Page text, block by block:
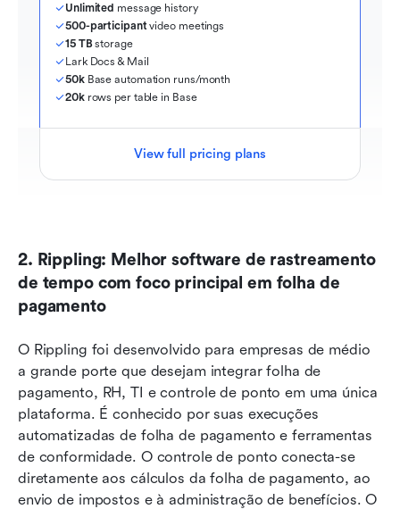
Unlimited message history
500-participant video meetings
15 TB storage
Lark Docs & Mail
50k Base automation runs/month
20k rows per table in Base
View full pricing plans
2. Rippling: Melhor software de rastreamento
de tempo com foco principal em folha de
pagamento
O Rippling foi desenvolvido para empresas de médio
a grande porte que desejam integrar folha de
pagamento, RH, TI e controle de ponto em uma única
plataforma. É conhecido por suas execuções
automatizadas de folha de pagamento e ferramentas
de conformidade. O controle de ponto conecta-se
diretamente aos cálculos da folha de pagamento, ao
envio de impostos e à administração de benefícios. O